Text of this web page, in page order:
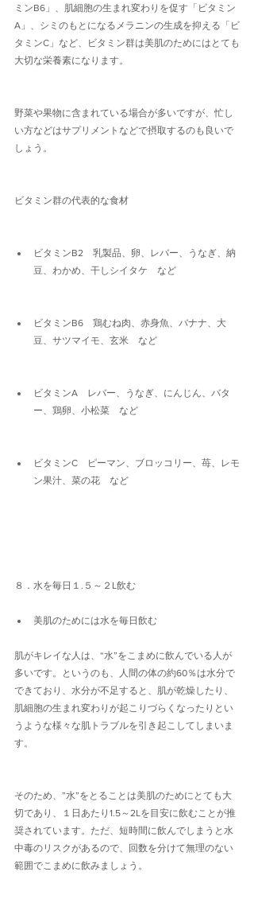
ミンB6」、肌細胞の生まれ変わりを促す「ビタミン
A」、シミのもとになるメラニンの生成を抑える「ビ
タミンC」など、ビタミン群は美肌のためにはとても
大切な栄養素になります。
野菜や果物に含まれている場合が多いですが、忙し
い方などはサプリメントなどで摂取するのも良いで
しょう。
ビタミン群の代表的な食材
ビタミンB2　乳製品、卵、レバー、うなぎ、納
豆、わかめ、干しシイタケ　など
ビタミンB6　鶏むね肉、赤身魚、バナナ、大
豆、サツマイモ、玄米　など
ビタミンA　レバー、うなぎ、にんじん、バタ
ー、鶏卵、小松菜　など
ビタミンC　ピーマン、ブロッコリー、苺、レモ
ン果汁、菜の花　など
８．水を毎日１.５～２L飲む
美肌のためには水を毎日飲む
肌がキレイな人は、“水”をこまめに飲んでいる人が
多いです。というのも、人間の体の約60％は水分で
できており、水分が不足すると、肌が乾燥したり、
肌細胞の生まれ変わりが起こりづらくなったりとい
うような様々な肌トラブルを引き起こしてしまいま
す。
そのため、”水”をとることは美肌のためにとても大
切であり、１日あたり1.5～2Lを目安に飲むことが推
奨されています。ただ、短時間に飲んでしまうと水
中毒のリスクがあるので、回数を分けて無理のない
範囲でこまめに飲みましょう。